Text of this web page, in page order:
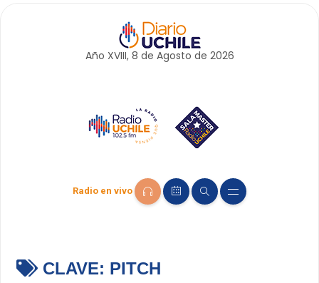
Año XVIII, 8 de Agosto de 2026
Radio en vivo
CLAVE: PITCH